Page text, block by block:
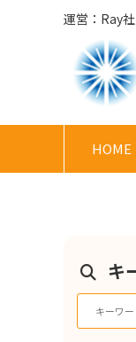
運営：Ray
HOME
キ